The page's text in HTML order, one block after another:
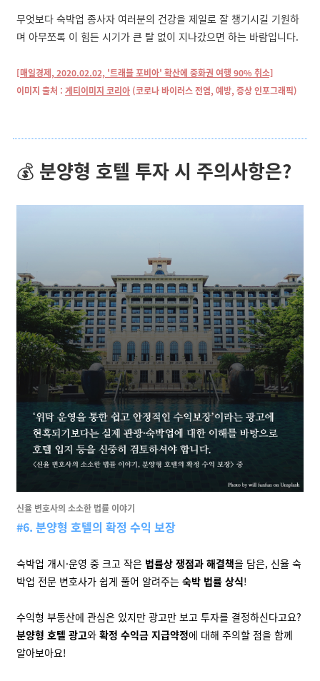
무엇보다 숙박업 종사자 여러분의 건강을 제일로 잘 챙기시길 기원하
며 아무쪼록 이 힘든 시기가 큰 탈 없이 지나갔으면 하는 바람입니다.
[매일경제, 2020.02.02, '트래블 포비아' 확산에 중화권 여행 90% 취소]
이미지 출처 : 게티이미지 코리아 (코로나 바이러스 전염, 예방, 증상 인포그래픽)
💰 분양형 호텔 투자 시 주의사항은?
신율 변호사의 소소한 법률 이야기
#6. 분양형 호텔의 확정 수익 보장
숙박업 개시·운영 중 크고 작은 법률상 쟁점과 해결책을 담은, 신율 숙
박업 전문 변호사가 쉽게 풀어 알려주는 숙박 법률 상식!
수익형 부동산에 관심은 있지만 광고만 보고 투자를 결정하신다고요?
분양형 호텔 광고와 확정 수익금 지급약정에 대해 주의할 점을 함께
알아보아요!